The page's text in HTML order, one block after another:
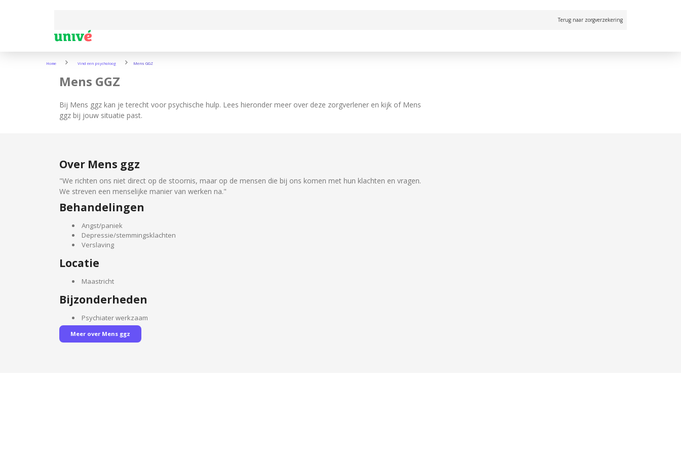
Terug naar zorgverzekering
Home Vind een psycholoog Mens GGZ
Mens GGZ
Bij Mens ggz kan je terecht voor psychische hulp. Lees hieronder meer over deze zorgverlener en kijk of Mens
ggz bij jouw situatie past.
Over Mens ggz
"We richten ons niet direct op de stoornis, maar op de mensen die bij ons komen met hun klachten en vragen.
We streven een menselijke manier van werken na."
Behandelingen
Angst/paniek
Depressie/stemmingsklachten
Verslaving
Locatie
Maastricht
Bijzonderheden
Psychiater werkzaam
Meer over Mens ggz